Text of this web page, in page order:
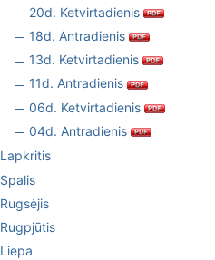
20d. Ketvirtadienis
18d. Antradienis
13d. Ketvirtadienis
11d. Antradienis
06d. Ketvirtadienis
04d. Antradienis
Lapkritis
Spalis
Rugsėjis
Rugpjūtis
Liepa